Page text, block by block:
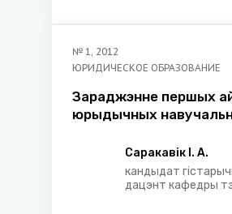
№ 1, 2012
ЮРИДИЧЕСКОЕ ОБРАЗОВАНИЕ
Зараджэнне першых
юрыдычных
Саракавік І. А.
кандыдат
дацэнт кафедры